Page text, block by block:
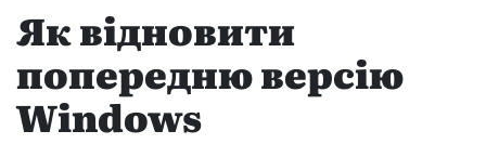
Як відновити
попередню версію
Windows